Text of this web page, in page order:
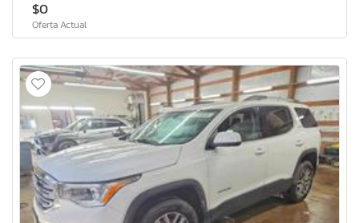
$0
Oferta Actual